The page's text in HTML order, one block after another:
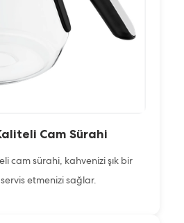
Cam Sürahi
cam sürahi, kahvenizi şık bir
etmenizi sağlar.